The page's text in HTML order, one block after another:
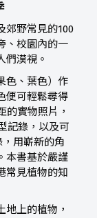
郊野常見的100
、校園內的一
們漠視。
色、葉色）作
便可輕鬆尋得
的實物照片，
記錄，以及可
用嶄新的角
本書基於嚴謹
常見植物的知
上的植物，